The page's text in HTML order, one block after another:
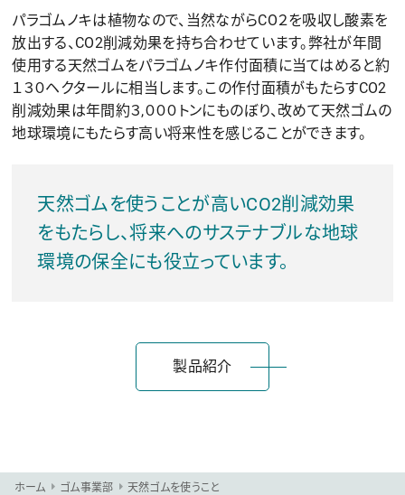
パラゴムノキは植物なので、当然ながらCO２を吸収し酸素を
放出する、CO2削減効果を持ち合わせています。弊社が年間
使用する天然ゴムをパラゴムノキ作付面積に当てはめると約
１３０ヘクタールに相当します。この作付面積がもたらすCO2
削減効果は年間約３,０００トンにものぼり、改めて天然ゴムの
地球環境にもたらす高い将来性を感じることができます。
天然ゴムを使うことが高いCO2削減効果
をもたらし、将来へのサステナブルな地球
環境の保全にも役立っています。
製品紹介
ホーム ゴム事業部 天然ゴムを使うこと